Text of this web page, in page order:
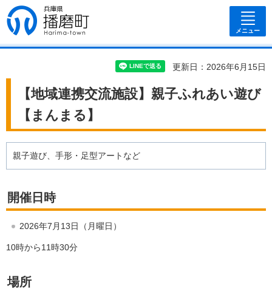
兵庫県 播磨
町
メニュー
更新日：2026年6月15日
【地域連携交流施設】親子ふれあい遊び
【まんまる】
親子遊び、手形・足型アートなど
開催日時
2026年7月13日（月曜日）
10時から11時30分
場所